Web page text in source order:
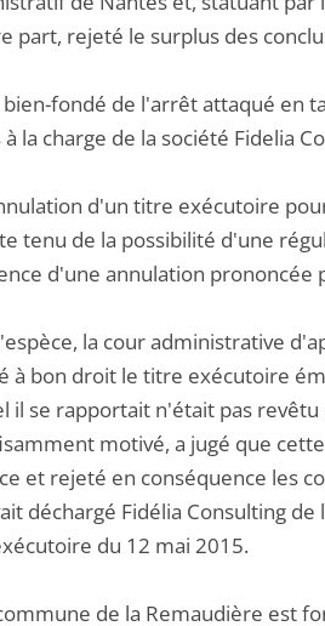
part, rejeté le surplus des
bien-fondé de l'arrêt attaqué en
à la charge de la société Fidelia
d'un titre exécutoire
tenu de la possibilité d'une
d'une annulation
la cour administrative
à bon droit le titre exécutoire
il se rapportait n'était pas
motivé, a jugé que
et rejeté en conséquence les
déchargé Fidélia Consulting
du 12 mai 2015.
de la Remaudière est